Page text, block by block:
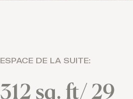
ESPACE DE LA SUITE:
312 sq. ft/ 29